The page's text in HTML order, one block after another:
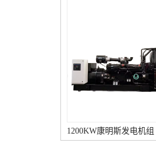
笔触及发电机电枢接线柱。黑
表笔接搭铁接线柱，逐渐增强
发电机速度，查验电压是否太
高。②若电压偏高，拆下电压
整“非法”或磁力线圈温度补偿
电阻断路。③若K2闭合后电压
柴油发电机的充电机无损坏，
若无变化则应依次查看其充电
元件，老化、断路或稳压二极
管失效。3、柴油发电机的充
线路故障。电线束被线卡子飞